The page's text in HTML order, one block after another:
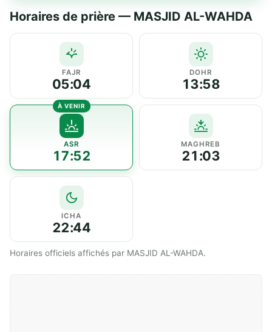
Horaires de prière — MASJID AL-WAHDA
FAJR
05:04
DOHR
13:58
ASR
17:52
MAGHREB
21:03
ICHA
22:44
Horaires officiels affichés par MASJID AL-WAHDA.